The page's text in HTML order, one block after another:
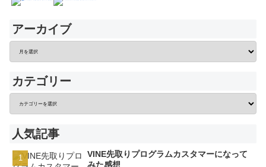
アーカイブ
カテゴリー
人気記事
VINE先取りプログラムカスタマーになって
みた感想